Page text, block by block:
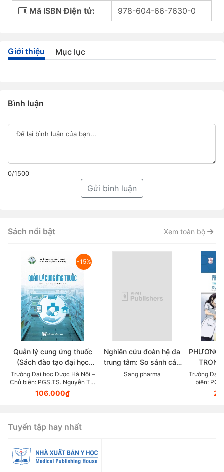
Mã ISBN Điện tử: 978-604-66-7630-0
Giới thiệu Mục lục
Bình luận
0/1500
Gửi bình luận
Sách nổi bật Xem toàn bộ
-15%
Quản lý cung ứng thuốc
(Sách đào tạo đại học
ngành dược học)
Trường Đại học Dược Hà Nội –
Chủ biên: PGS.TS. Nguyễn Thị
Thanh Hương
106.000₫
Nghiên cứu đoàn hệ đa
trung tâm: So sánh các
chẹn beta trong thực tế
Sang pharma
PHƯƠNG
KHOA
LỰC
giảng
Trường Đại
biên:
Tuyển tập hay nhất